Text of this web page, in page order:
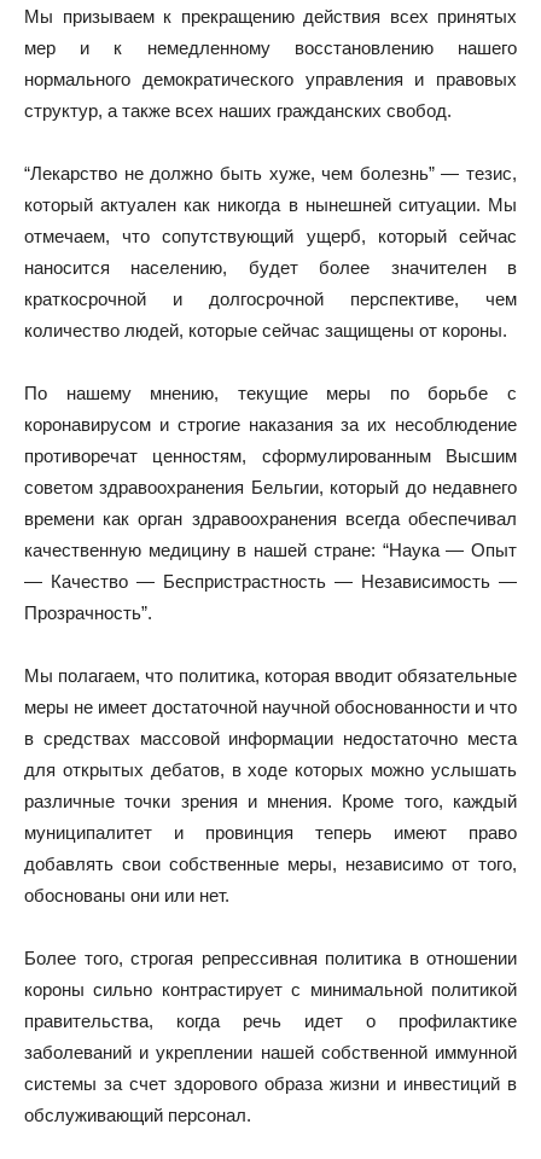
Мы призываем к прекращению действия всех принятых
мер и к немедленному восстановлению нашего
нормального демократического управления и правовых
структур, а также всех наших гражданских свобод.
“Лекарство не должно быть хуже, чем болезнь” — тезис,
который актуален как никогда в нынешней ситуации. Мы
отмечаем, что сопутствующий ущерб, который сейчас
наносится населению, будет более значителен в
краткосрочной и долгосрочной перспективе, чем
количество людей, которые сейчас защищены от короны.
По нашему мнению, текущие меры по борьбе с
коронавирусом и строгие наказания за их несоблюдение
противоречат ценностям, сформулированным Высшим
советом здравоохранения Бельгии, который до недавнего
времени как орган здравоохранения всегда обеспечивал
качественную медицину в нашей стране: “Наука — Опыт
— Качество — Беспристрастность — Независимость —
Прозрачность”.
Мы полагаем, что политика, которая вводит обязательные
меры не имеет достаточной научной обоснованности и что
в средствах массовой информации недостаточно места
для открытых дебатов, в ходе которых можно услышать
различные точки зрения и мнения. Кроме того, каждый
муниципалитет и провинция теперь имеют право
добавлять свои собственные меры, независимо от того,
обоснованы они или нет.
Более того, строгая репрессивная политика в отношении
короны сильно контрастирует с минимальной политикой
правительства, когда речь идет о профилактике
заболеваний и укреплении нашей собственной иммунной
системы за счет здорового образа жизни и инвестиций в
обслуживающий персонал.